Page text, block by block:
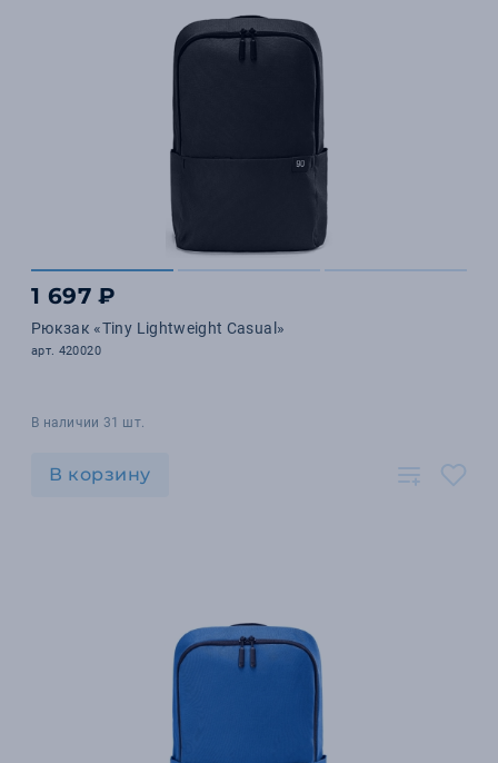
1 697 ₽
Рюкзак «Tiny Lightweight Casual»
арт. 420020
В наличии 31 шт.
В корзину